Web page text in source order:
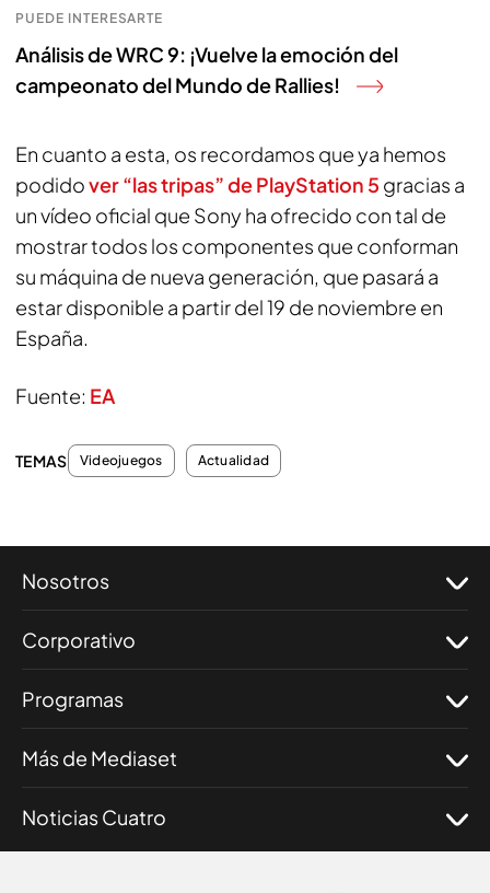
PUEDE INTERESARTE
Análisis de WRC 9: ¡Vuelve la emoción del
campeonato del Mundo de Rallies!
En cuanto a esta, os recordamos que ya hemos
podidover “las tripas” de PlayStation 5 gracias a
un vídeo oficial que Sony ha ofrecido con tal de
mostrar todos los componentes que conforman
su máquina de nueva generación, que pasará a
estar disponible a partir del 19 de noviembre en
España.
Fuente: EA
TEMAS Videojuegos Actualidad
Nosotros
Corporativo
Programas
Más de Mediaset
Noticias Cuatro